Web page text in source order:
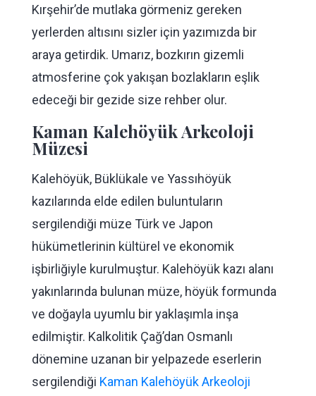
Kırşehir’de mutlaka görmeniz gereken
yerlerden altısını sizler için yazımızda bir
araya getirdik. Umarız, bozkırın gizemli
atmosferine çok yakışan bozlakların eşlik
edeceği bir gezide size rehber olur.
Kaman Kalehöyük Arkeoloji
Müzesi
Kalehöyük, Büklükale ve Yassıhöyük
kazılarında elde edilen buluntuların
sergilendiği müze Türk ve Japon
hükümetlerinin kültürel ve ekonomik
işbirliğiyle kurulmuştur. Kalehöyük kazı alanı
yakınlarında bulunan müze, höyük formunda
ve doğayla uyumlu bir yaklaşımla inşa
edilmiştir. Kalkolitik Çağ’dan Osmanlı
dönemine uzanan bir yelpazede eserlerin
sergilendiği Kaman Kalehöyük Arkeoloji